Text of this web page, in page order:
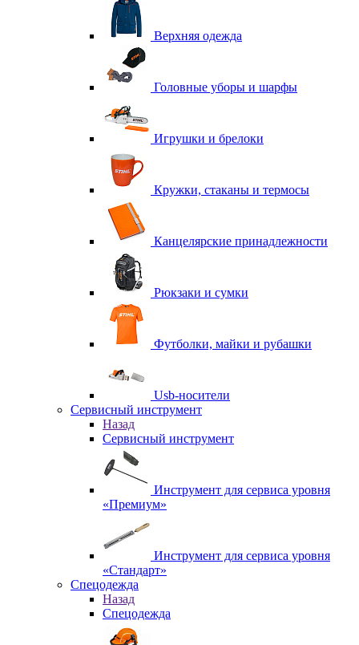
Верхняя одежда
Головные уборы и шарфы
Игрушки и брелоки
Кружки, стаканы и термосы
Канцелярские принадлежности
Рюкзаки и сумки
Футболки, майки и рубашки
Usb-носители
Сервисный инструмент
Назад
Сервисный инструмент
Инструмент для сервиса уровня
«Премиум»
Инструмент для сервиса уровня
«Стандарт»
Спецодежда
Назад
Спецодежда